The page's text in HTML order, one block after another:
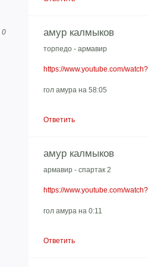
0
амур калмыков
торпедо - армавир
https://www.youtube.com/
гол амура на 58:05
Ответить
амур калмыков
армавир - спартак 2
https://www.youtube.com/
гол амура на 0:11
Ответить